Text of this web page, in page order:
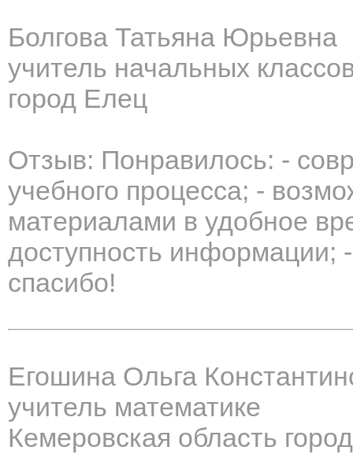
Болгова Татьяна Юрьевна
учитель начальных
город Елец
Отзыв: Понравилось: -
учебного процесса; -
материалами в удобное
доступность информации;
спасибо!
Егошина Ольга
учитель математике
Кемеровская область